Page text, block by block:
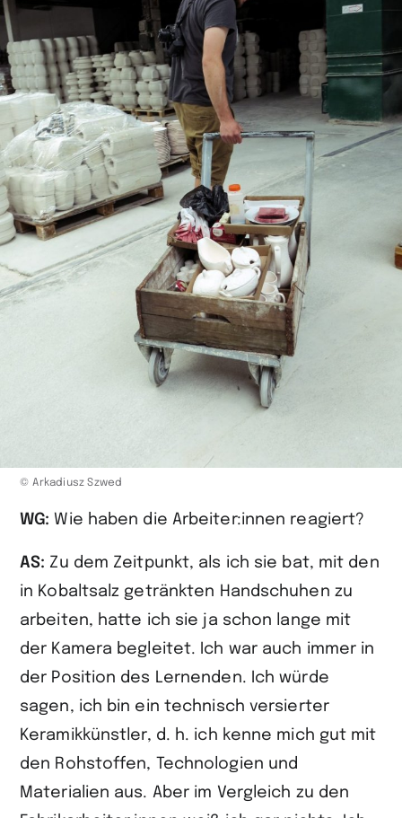
© Arkadiusz Szwed
WG: Wie haben die Arbeiter:innen reagiert?
AS: Zu dem Zeitpunkt, als ich sie bat, mit den
in Kobaltsalz getränkten Handschuhen zu
arbeiten, hatte ich sie ja schon lange mit
der Kamera begleitet. Ich war auch immer in
der Position des Lernenden. Ich würde
sagen, ich bin ein technisch versierter
Keramikkünstler, d. h. ich kenne mich gut mit
den Rohstoffen, Technologien und
Materialien aus. Aber im Vergleich zu den